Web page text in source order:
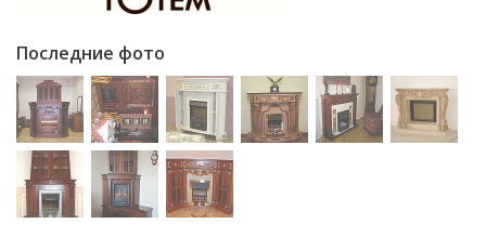
Последние фото